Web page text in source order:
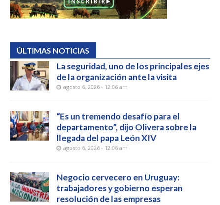
ÚLTIMAS NOTICIAS
La seguridad, uno de los principales ejes
de la organización ante la visita
agosto 6, 2026 - 12:06 am
“Es un tremendo desafío para el
departamento”, dijo Olivera sobre la
llegada del papa León XIV
agosto 6, 2026 - 12:06 am
Negocio cervecero en Uruguay:
trabajadores y gobierno esperan
resolución de las empresas